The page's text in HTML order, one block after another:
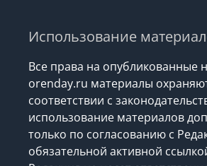
Использование
Все права на опубликованные
orenday.ru материалы
соответствии с
использование материалов
только по согласованию с
обязательной активной